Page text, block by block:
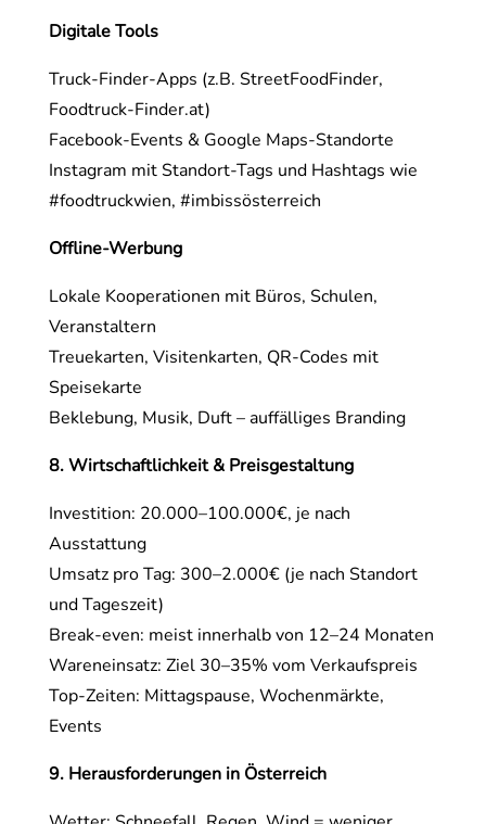
Digitale Tools
Truck-Finder-Apps (z.B. StreetFoodFinder,
Foodtruck-Finder.at)
Facebook-Events & Google Maps-Standorte
Instagram mit Standort-Tags und Hashtags wie
#foodtruckwien, #imbissösterreich
Offline-Werbung
Lokale Kooperationen mit Büros, Schulen,
Veranstaltern
Treuekarten, Visitenkarten, QR-Codes mit
Speisekarte
Beklebung, Musik, Duft – auffälliges Branding
8. Wirtschaftlichkeit & Preisgestaltung
Investition: 20.000–100.000€, je nach
Ausstattung
Umsatz pro Tag: 300–2.000€ (je nach Standort
und Tageszeit)
Break-even: meist innerhalb von 12–24 Monaten
Wareneinsatz: Ziel 30–35% vom Verkaufspreis
Top-Zeiten: Mittagspause, Wochenmärkte,
Events
9. Herausforderungen in Österreich